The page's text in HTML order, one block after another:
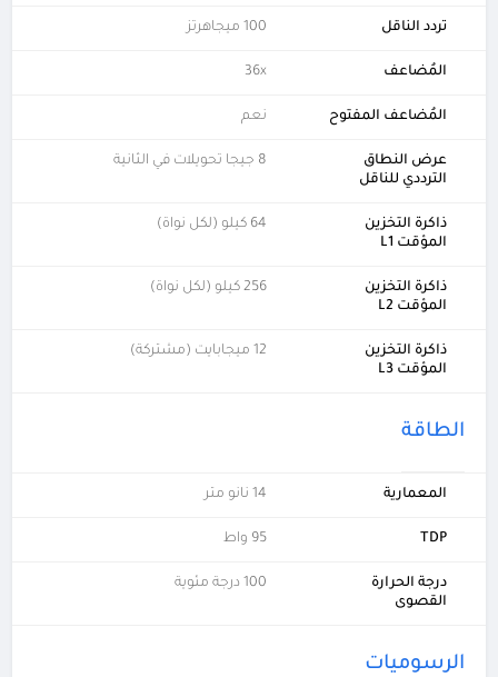
تردد الناقل 100 ميجاهرتز
المُضاعف 36x
المُضاعف المفتوح نعم
عرض النطاق
الترددي للناقل
8 جيجا تحويلات في الثانية
ذاكرة التخزين
المؤقت L1
64 كيلو (لكل نواة)
ذاكرة التخزين
المؤقت L2
256 كيلو (لكل نواة)
ذاكرة التخزين
المؤقت L3
12 ميجابايت (مشتركة)
الطاقة
المعمارية 14 نانو متر
TDP 95 واط
درجة الحرارة
القصوى
100 درجة مئوية
الرسوميات